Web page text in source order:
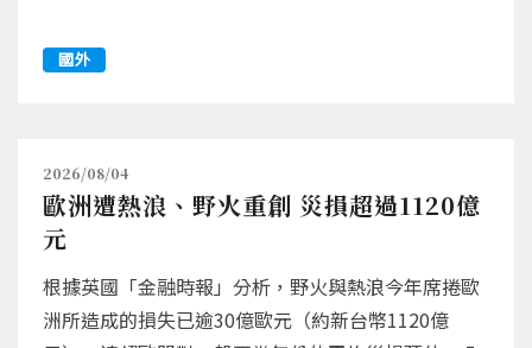
國外
2026/08/04
歐洲遭熱浪、野火重創 災損超過1120億
元
根據英國「金融時報」分析，野火與熱浪今年席捲歐
洲所造成的損失已逾30億歐元（約新台幣1120億